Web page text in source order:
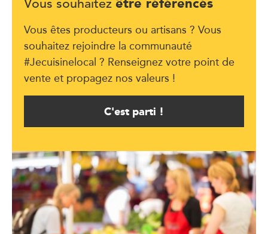
Vous souhaitez
Vous êtes producteurs ou artisans ? Vous
souhaitez rejoindre la communauté
#Jecuisinelocal ? Renseignez votre point de
vente et propagez nos valeurs !
C'est parti !